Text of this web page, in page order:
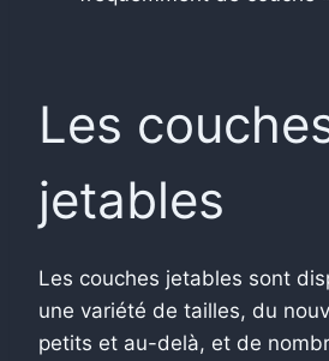
Les
jetables
Les couches jetables sont
une variété de tailles, du
petits et au-delà, et de